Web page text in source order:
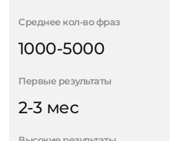
Среднее кол-во фраз
1000-5000
Первые результаты
2-3 мес